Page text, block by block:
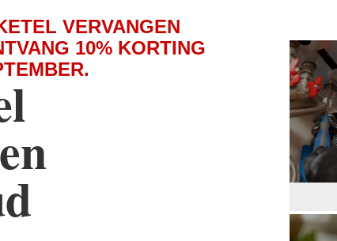
VERVANGEN
10% KORTING